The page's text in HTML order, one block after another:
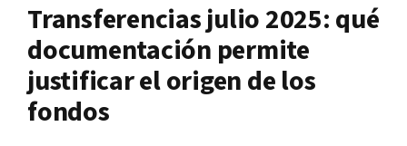
Transferencias julio 2025: qué
documentación permite
justificar el origen de los
fondos